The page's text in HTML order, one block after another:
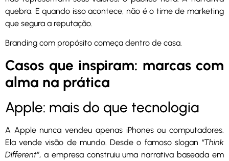
quebra. E quando isso acontece, não é o time de marketing
que segura a reputação.
Branding com propósito começa dentro de casa.
Casos que inspiram: marcas com
alma na prática
Apple: mais do que tecnologia
A Apple nunca vendeu apenas iPhones ou computadores.
Ela vende visão de mundo. Desde o famoso slogan “Think
Different”, a empresa construiu uma narrativa baseada em